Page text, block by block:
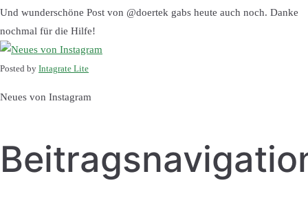
Und wunderschöne Post von @doertek gabs heute auch noch. Danke
nochmal für die Hilfe!
Posted by Intagrate Lite
Neues von Instagram